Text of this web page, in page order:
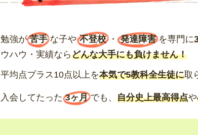
勉強が 苦手 な子や 不登校 ・ 発達障害 を専門に
ウハウ・実績ならどんな大手にも負けません！
平均点プラス10点以上を本気で5教科全生徒に取
入会してたった 3ヶ月 でも、自分史上最高得点や